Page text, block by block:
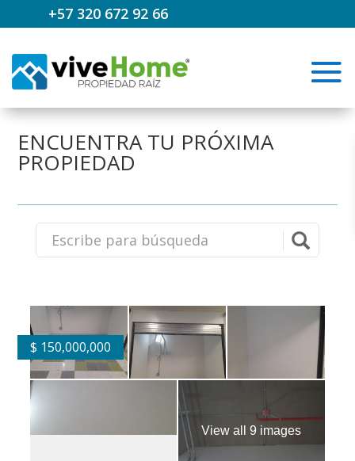
+57 320 672 92 66
ENCUENTRA TU PRÓXIMA
PROPIEDAD
$ 150,000,000
View all 9 images